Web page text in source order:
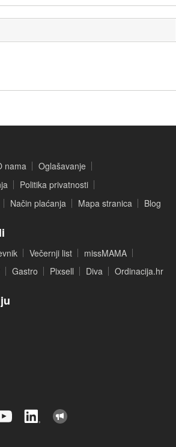
nama
Oglašavanje
Politika privatnosti
Način plaćanja Mapa stranica Blog
Večernji list
missMAMA
Gastro Pixsell Diva Ordinacija.hr